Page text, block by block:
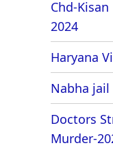
Chd-
2024
Haryana
Nabha jail
Doctors
Murder-